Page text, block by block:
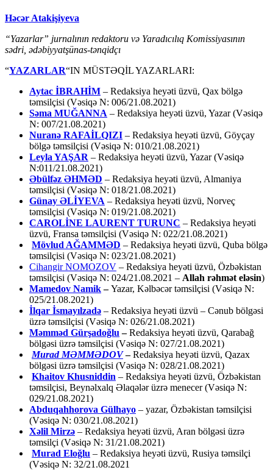
Həcər Atakişiyeva
“Yazarlar” jurnalının redaktoru və Yaradıcılıq Komissiyasının
sədri, ədəbiyyatşünas-tənqidçı
“YAZARLAR“IN MÜSTƏQİL YAZARLARI:
Aytac İBRAHİM – Redaksiya heyəti üzvü, Qax bölgə
təmsilçisi (Vəsiqə N: 006/21.08.2021)
Səma MUĞANNA – Redaksiya heyəti üzvü, Yazar (Vəsiqə
N: 007/21.08.2021)
Nuranə RAFAİLQIZI – Redaksiya heyəti üzvü, Göyçay
bölgə təmsilçisi (Vəsiqə N: 010/21.08.2021)
Leyla YAŞAR – Redaksiya heyəti üzvü, Yazar (Vəsiqə
N:011/21.08.2021)
Əbülfəz ƏHMƏD – Redaksiya heyəti üzvü, Almaniya
təmsilçisi (Vəsiqə N: 018/21.08.2021)
Günay ƏLİYEVA – Redaksiya heyəti üzvü, Norveç
təmsilçisi (Vəsiqə N: 019/21.08.2021)
CAROLİNE LAURENT TURUNC – Redaksiya heyəti
üzvü, Fransa təmsilçisi (Vəsiqə N: 022/21.08.2021)
Mövlud AĞAMMƏD – Redaksiya heyəti üzvü, Quba bölgə
təmsilçisi (Vəsiqə N: 023/21.08.2021)
Cihangir NOMOZOV – Redaksiya heyəti üzvü, Özbəkistan
təmsilçisi (Vəsiqə N: 024/21.08.2021 – Allah rəhmət eləsin)
Mamedov Namik–Yazar, Kəlbəcər təmsilçisi (Vəsiqə N:
025/21.08.2021)
İlqar İsmayılzadə – Redaksiya heyəti üzvü – Cənub bölgəsi
üzrə təmsilçisi (Vəsiqə N: 026/21.08.2021)
Məmməd Gürşadoğlu –Redaksiya heyəti üzvü, Qarabağ
bölgəsi üzrə təmsilçisi (Vəsiqə N: 027/21.08.2021)
Murad MƏMMƏDOV –Redaksiya heyəti üzvü, Qazax
bölgəsi üzrə təmsilçisi (Vəsiqə N: 028/21.08.2021)
Khaitov Khusniddin – Redaksiya heyəti üzvü, Özbəkistan
təmsilçisi, Beynəlxalq Əlaqələr üzrə menecer (Vəsiqə N:
029/21.08.2021)
Abduqahhorova Gülhayo – yazar, Özbəkistan təmsilçisi
(Vəsiqə N: 030/21.08.2021)
Xəlil Mirzə – Redaksiya heyəti üzvü, Aran bölgəsi üzrə
təmsilçi (Vəsiqə N: 31/21.08.2021)
Murad Eloğlu – Redaksiya heyəti üzvü, Rusiya təmsilçi
(Vəsiqə N: 32/21.08.2021